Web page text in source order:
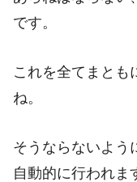
です。
これを全てまとも
ね。
そうならないよう
自動的に行われま